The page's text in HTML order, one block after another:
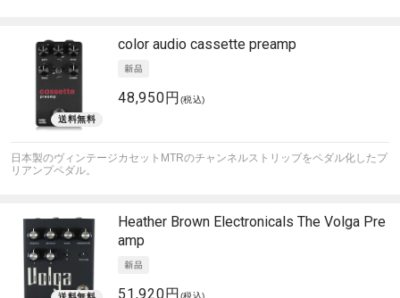
color audio cassette preamp
48,950円 (税込)
日本製のヴィンテージカセットMTRのチャンネルストリップをペダル化したプ
リアンプペダル。
Heather Brown Electronicals The Volga Pre
amp
51,920円 (税込)